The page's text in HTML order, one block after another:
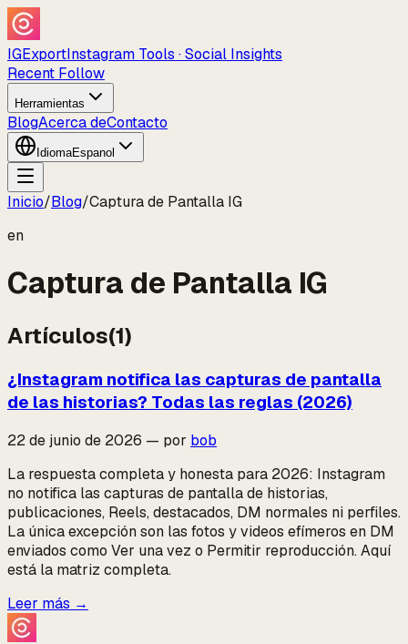
IGExportInstagram Tools · Social Insights
Recent Follow
Herramientas
BlogAcerca deContacto
IdiomaEspanol
Inicio/Blog/Captura de Pantalla IG
en
Captura de Pantalla IG
Artículos(1)
¿Instagram notifica las capturas de pantalla
de las historias? Todas las reglas (2026)
22 de junio de 2026 — por bob
La respuesta completa y honesta para 2026: Instagram
no notifica las capturas de pantalla de historias,
publicaciones, Reels, destacados, DM normales ni perfiles.
La única excepción son las fotos y videos efímeros en DM
enviados como Ver una vez o Permitir reproducción. Aquí
está la matriz completa.
Leer más →